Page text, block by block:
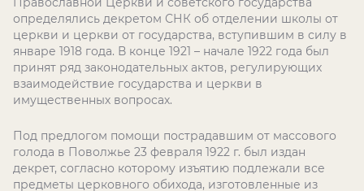
определялись декретом СНК об отделении школы от
церкви и церкви от государства, вступившим в силу в
январе 1918 года. В конце 1921 – начале 1922 года был
принят ряд законодательных актов, регулирующих
взаимодействие государства и церкви в
имущественных вопросах.
Под предлогом помощи пострадавшим от массового
голода в Поволжье 23 февраля 1922 г. был издан
декрет, согласно которому изъятию подлежали все
предметы церковного обихода, изготовленные из